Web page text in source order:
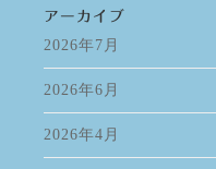
アーカイブ
2026年7月
2026年6月
2026年4月